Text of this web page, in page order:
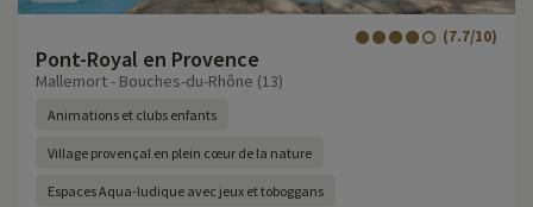
Pont-Royal en Provence
(7.7/10)
Mallemort - Bouches-du-Rhône (13)
Animations et clubs enfants
Village provençal en plein cœur de la nature
Espaces Aqua-ludique avec jeux et toboggans